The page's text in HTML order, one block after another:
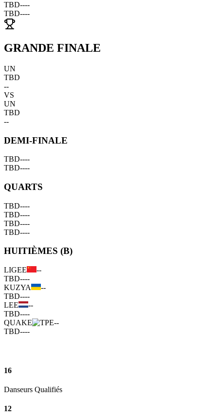
TBD----
TBD----
GRANDE FINALE
UN
TBD
--
VS
UN
TBD
--
DEMI-FINALE
TBD----
TBD----
QUARTS
TBD----
TBD----
TBD----
TBD----
HUITIÈMES (B)
LIGEE
--
TBD----
KUZYA
--
TBD----
LEE
--
TBD----
QUAKE
--
TBD----
16
Danseurs Qualifiés
12